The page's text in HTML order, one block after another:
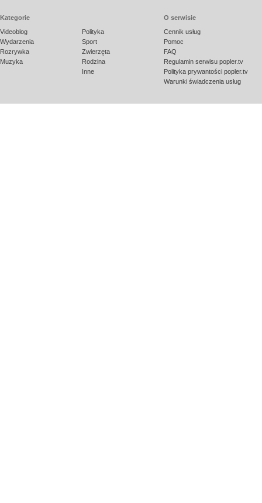
Kategorie
Videoblog
Wydarzenia
Rozrywka
Muzyka
Polityka
Sport
Zwierzęta
Rodzina
Inne
O serwisie
Cennik usług
Pomoc
FAQ
Regulamin serwisu popler.tv
Polityka prywantości popler.tv
Warunki świadczenia usług